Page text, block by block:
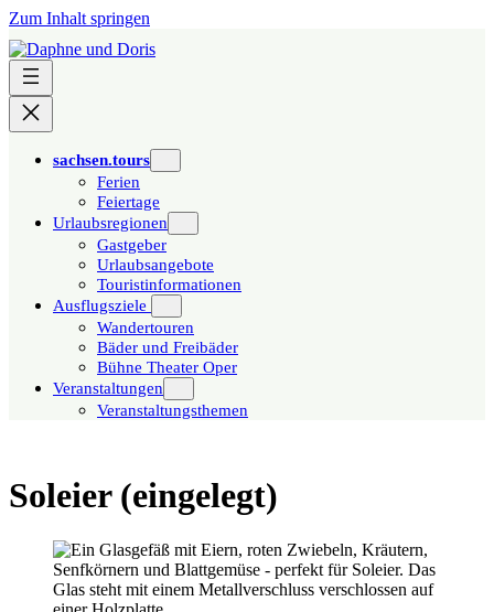
Zum Inhalt springen
sachsen.tours
Ferien
Feiertage
Urlaubsregionen
Gastgeber
Urlaubsangebote
Touristinformationen
Ausflugsziele
Wandertouren
Bäder und Freibäder
Bühne Theater Oper
Veranstaltungen
Veranstaltungsthemen
Soleier (eingelegt)